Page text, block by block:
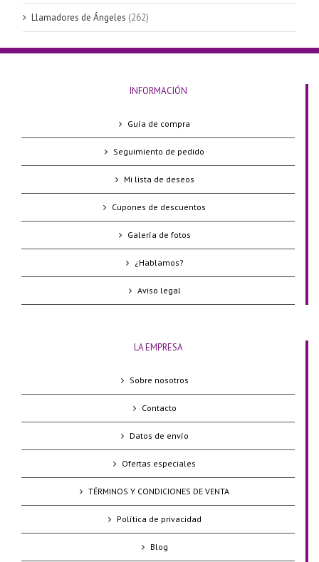
Llamadores de Ángeles (262)
INFORMACIÓN
Guía de compra
Seguimiento de pedido
Mi lista de deseos
Cupones de descuentos
Galería de fotos
¿Hablamos?
Aviso legal
LA EMPRESA
Sobre nosotros
Contacto
Datos de envío
Ofertas especiales
TÉRMINOS Y CONDICIONES DE VENTA
Política de privacidad
Blog